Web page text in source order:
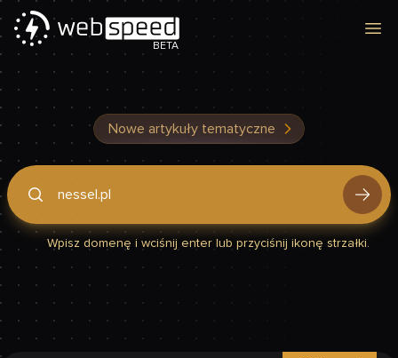
BETA
Nowe artykuły tematyczne
Podaj domenę, by sprawdzić, czy Twoja strona jest szybka
Wpisz domenę i wciśnij enter lub przyciśnij ikonę strzałki.